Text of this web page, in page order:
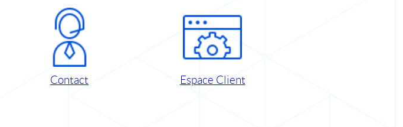
Contact Espace Client